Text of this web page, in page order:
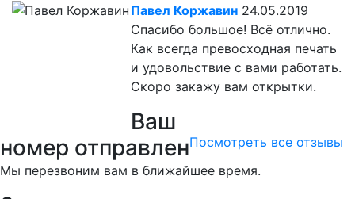
Павел Коржавин 24.05.2019
Спасибо большое! Всё отлично.
Как всегда превосходная печать
и удовольствие с вами работать.
Скоро закажу вам открытки.
Посмотреть все отзывы
Ваш
номер отправлен
Мы перезвоним вам в ближайшее время.